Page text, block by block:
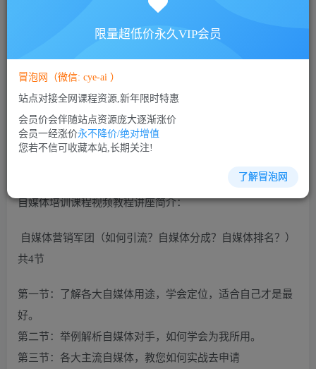
此内容为付费资源，请付费后查看
5
VIP会员
立即购买
您当前未登录！建议登陆后购买，可保存购买订单
自媒体培训课程视频教程讲座简介：
自媒体营销军团（如何引流？自媒体分成？自媒体排名？）
共4节
第一节：了解各大自媒体用途，学会定位，适合自己才是最
好。
第二节：举例解析自媒体对手，如何学会为我所用。
第三节：各大主流自媒体，教您如何实战去申请
限量超低价永久VIP会员
冒泡网（微信: cye-ai ）
站点对接全网课程资源,新年限时特惠
会员价会伴随站点资源庞大逐渐涨价
会员一经涨价永不降价/绝对增值
您若不信可收藏本站,长期关注!
了解冒泡网